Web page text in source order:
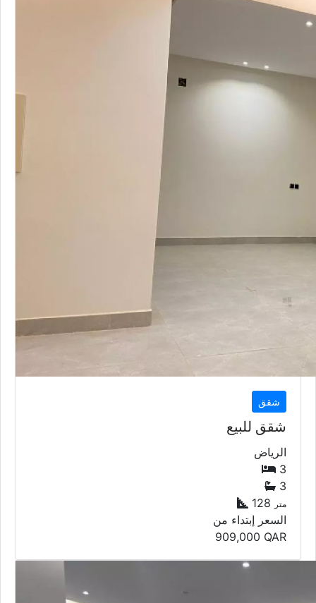
شقق
شقق للبيع
الرياض
3
3
128
متر
السعر إبتداء من
909,000 QAR